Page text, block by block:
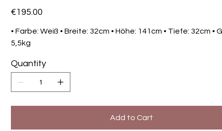
Price
€195.00
• Farbe: Weiß • Breite: 32cm • Höhe: 141cm • Tiefe: 32cm •
5,5kg
Quantity
Add to Cart